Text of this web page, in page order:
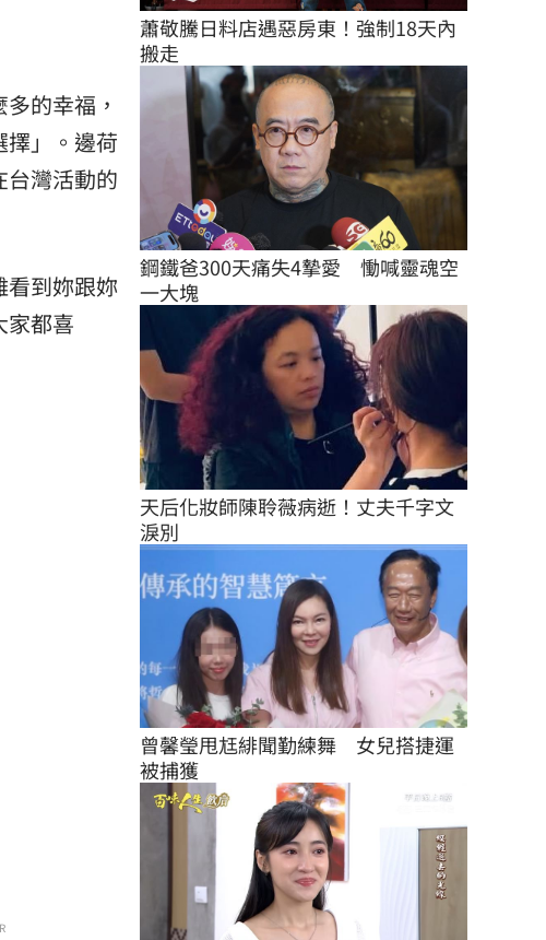
的幸福，
」。邊荷
灣活動的
到妳跟妳
家都喜
蕭敬騰日料店遇惡房東！強制18天內
搬走
鋼鐵爸300天痛失4摯愛　慟喊靈魂空
一大塊
天后化妝師陳聆薇病逝！丈夫千字文
淚別
曾馨瑩甩尪緋聞勤練舞　女兒搭捷運
被捕獲